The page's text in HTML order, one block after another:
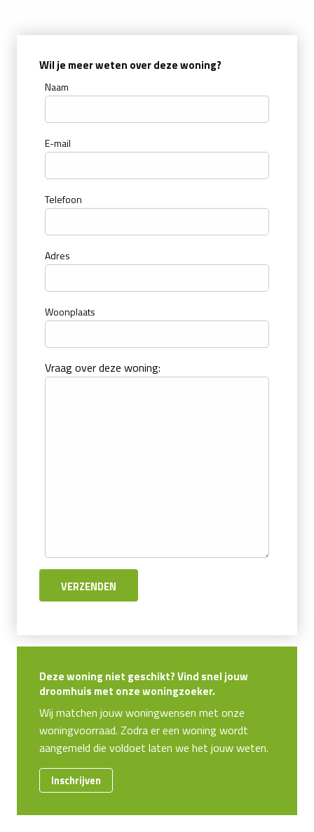
Wil je meer weten over deze woning?
Naam
E-mail
Telefoon
Adres
Woonplaats
Vraag over deze woning:
Deze woning niet geschikt? Vind snel jouw
droomhuis met onze woningzoeker.
Wij matchen jouw woningwensen met onze
woningvoorraad. Zodra er een woning wordt
aangemeld die voldoet laten we het jouw weten.
Inschrijven